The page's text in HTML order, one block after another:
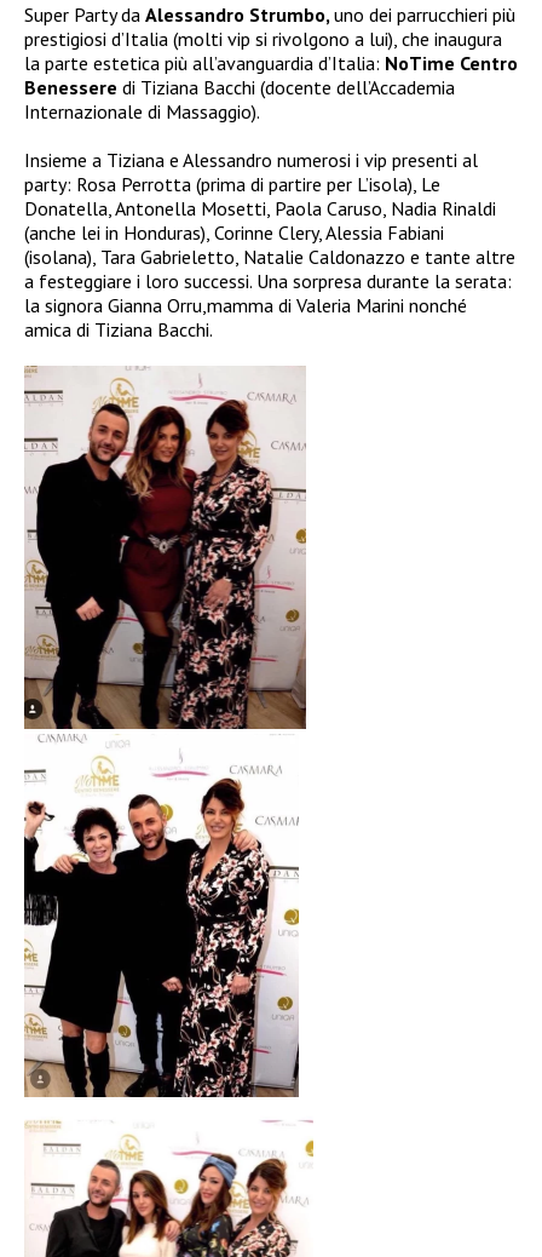
Super Party da Alessandro Strumbo, uno dei parrucchieri più
prestigiosi d’Italia (molti vip si rivolgono a lui), che inaugura
la parte estetica più all’avanguardia d’Italia: NoTime Centro
Benessere di Tiziana Bacchi (docente dell’Accademia
Internazionale di Massaggio).
Insieme a Tiziana e Alessandro numerosi i vip presenti al
party: Rosa Perrotta (prima di partire per L’isola), Le
Donatella, Antonella Mosetti, Paola Caruso, Nadia Rinaldi
(anche lei in Honduras), Corinne Clery, Alessia Fabiani
(isolana), Tara Gabrieletto, Natalie Caldonazzo e tante altre
a festeggiare i loro successi. Una sorpresa durante la serata:
la signora Gianna Orru,mamma di Valeria Marini nonché
amica di Tiziana Bacchi.